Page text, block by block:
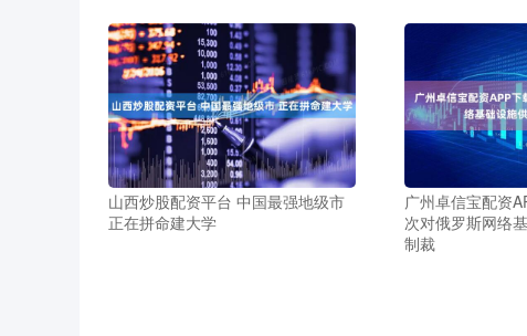
山西炒股配资平台 中国最强地级市
正在拼命建大学
广州卓信宝配资
次对俄罗斯网络
制裁